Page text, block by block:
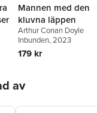
Mannen med den
kluvna läppen
Arthur Conan Doyle
Inbunden, 2023
179 kr
av